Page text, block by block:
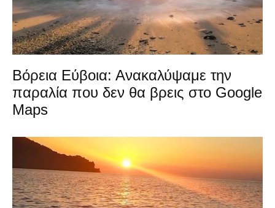
Βόρεια Εύβοια: Ανακαλύψαμε την
παραλία που δεν θα βρεις στο Google
Maps